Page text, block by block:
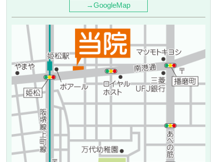
→GoogleMap